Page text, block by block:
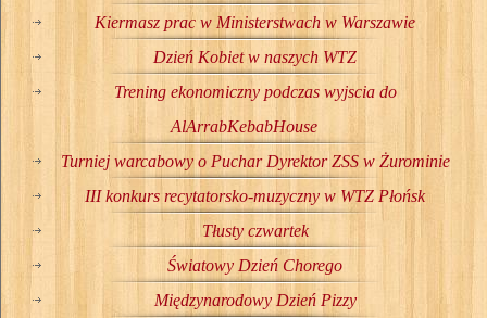
Kiermasz prac w Ministerstwach w Warszawie
Dzień Kobiet w naszych WTZ
Trening ekonomiczny podczas wyjscia do
AlArrabKebabHouse
Turniej warcabowy o Puchar Dyrektor ZSS w Żurominie
III konkurs recytatorsko-muzyczny w WTZ Płońsk
Tłusty czwartek
Światowy Dzień Chorego
Międzynarodowy Dzień Pizzy